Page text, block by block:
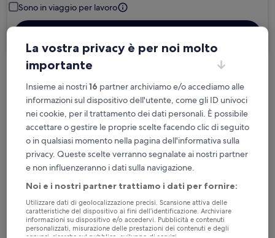
Sono in viaggio per lavoro
Cancellazione gratuita se cambi
programma
Accumula vantaggi con ogni notte di
soggiorno
Risparmia di più con le tariffe per soli
iscritti
Controlla i prezzi per queste date
La vostra privacy è per noi molto
importante
Insieme ai nostri16 partner archiviamo e/o accediamo alle
informazioni sul dispositivo dell'utente, come gli ID univoci
nei cookie, per il trattamento dei dati personali. È possibile
accettare o gestire le proprie scelte facendo clic di seguito
o in qualsiasi momento nella pagina dell'informativa sulla
privacy. Queste scelte verranno segnalate ai nostri partner
e non influenzeranno i dati sulla navigazione.
Noi e i nostri partner trattiamo i dati per fornire:
Utilizzare dati di geolocalizzazione precisi. Scansione attiva delle
caratteristiche del dispositivo ai fini dell’identificazione. Archiviare
informazioni su dispositivo e/o accedervi. Pubblicità e contenuti
personalizzati, misurazione delle prestazioni dei contenuti e degli